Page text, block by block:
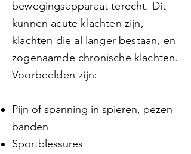
bewegingsapparaat terecht. Dit
kunnen acute klachten zijn,
klachten die al langer bestaan, en
zogenaamde chronische klachten.
Voorbeelden zijn:
Pijn of spanning in spieren, pezen
banden
Sportblessures